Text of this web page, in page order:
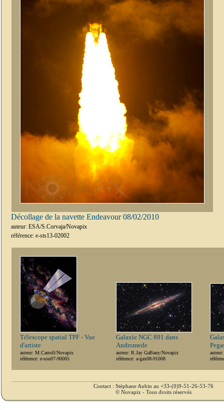
Décollage de la navette Endeavour 08/02/2010
auteur: ESA/S.Corvaja/Novapix
référence: e-sts13-02002
Télescope spatial TPF - Vue
d'artiste
auteur: M.Carroll/Novapix
référence: e-sou07-90005
Galaxie NGC 891 dans
Andromede
auteur: R.Jay GaBany/Novapix
référence: a-gax08-91008
Contact : Stéphane Aubin au +33-(0)9-51-26-53-76
© Novapix - Tous droits réservés